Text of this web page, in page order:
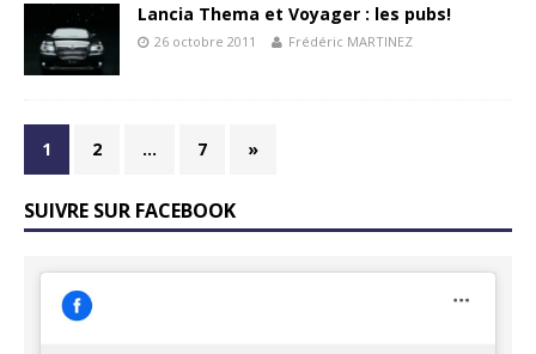
Lancia Thema et Voyager : les pubs!
26 octobre 2011 Frédéric MARTINEZ
1 2 … 7 »
SUIVRE SUR FACEBOOK